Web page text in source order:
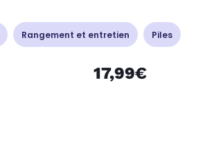
Rangement et entretien Piles
17,99€